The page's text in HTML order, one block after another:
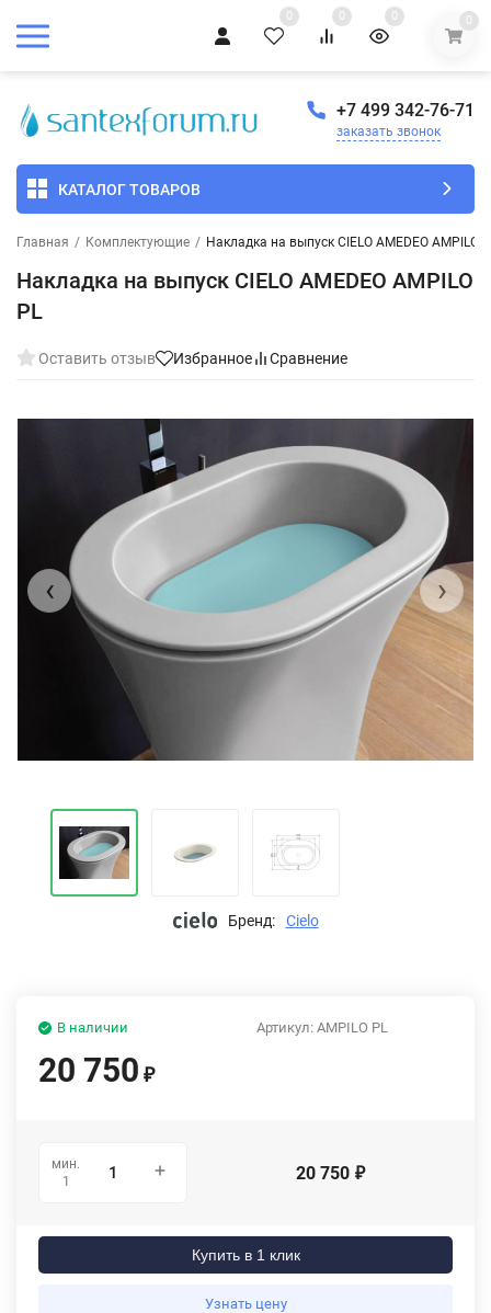
0 0 0 0
+7 499 342-76-71
заказать звонок
КАТАЛОГ ТОВАРОВ
Главная / Комплектующие / Накладка на выпуск CIELO AMEDEO AMPILO
Накладка на выпуск CIELO AMEDEO AMPILO
PL
Оставить отзыв Избранное Сравнение
‹ ›
Бренд: Cielo
Артикул: AMPILO PL
В наличии
20 750 ₽
мин.
1
20 750 ₽
Купить в 1 клик
Узнать цену